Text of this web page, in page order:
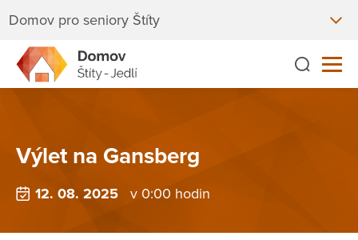
Domov pro seniory Štíty
Výlet na Gansberg
12. 08. 2025 v 0:00 hodin